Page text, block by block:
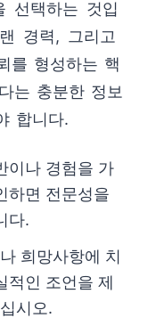
선택하는 것입
경력, 그리고
를 형성하는 핵
는 충분한 정보
합니다.
이나 경험을 가
하면 전문성을
다.
희망사항에 치
적인 조언을 제
시오.